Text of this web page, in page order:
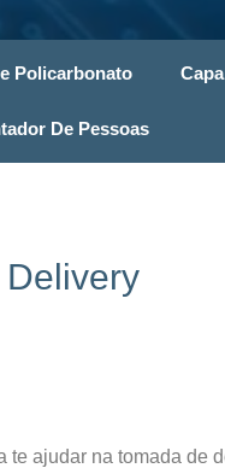
Policarbonato
De Pessoas
te ajudar na tomada de